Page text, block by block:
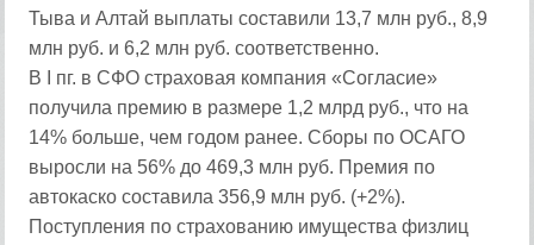
Тыва и Алтай выплаты составили 13,7 млн руб., 8,9
млн руб. и 6,2 млн руб. соответственно.
В I пг. в СФО страховая компания «Согласие»
получила премию в размере 1,2 млрд руб., что на
14% больше, чем годом ранее. Сборы по ОСАГО
выросли на 56% до 469,3 млн руб. Премия по
автокаско составила 356,9 млн руб. (+2%).
Поступления по страхованию имущества физлиц